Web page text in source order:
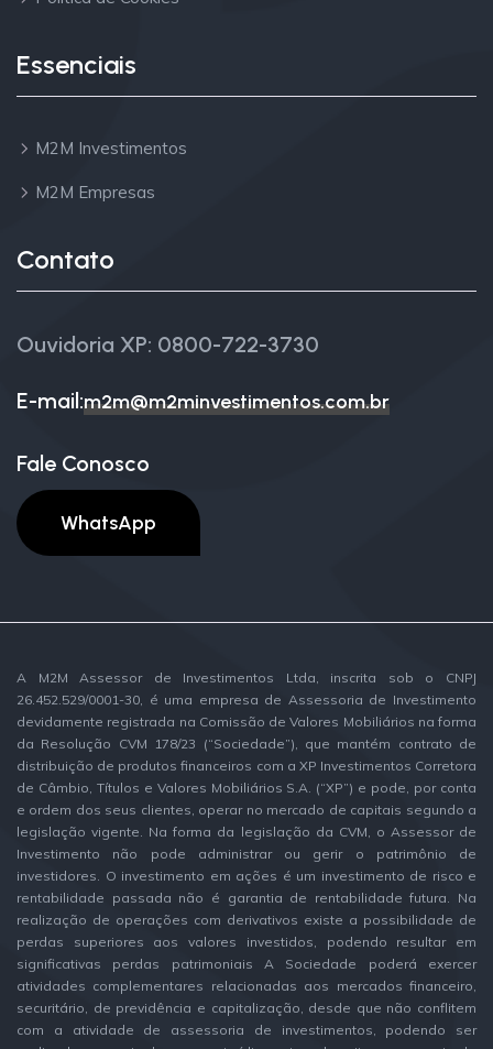
Essenciais
M2M Investimentos
M2M Empresas
Contato
Ouvidoria XP: 0800-722-3730
E-mail:m2m@m2minvestimentos.com.br
Fale Conosco
WhatsApp
A M2M Assessor de Investimentos Ltda, inscrita sob o CNPJ
26.452.529/0001-30, é uma empresa de Assessoria de Investimento
devidamente registrada na Comissão de Valores Mobiliários na forma
da Resolução CVM 178/23 (“Sociedade”), que mantém contrato de
distribuição de produtos financeiros com a XP Investimentos Corretora
de Câmbio, Títulos e Valores Mobiliários S.A. (“XP”) e pode, por conta
e ordem dos seus clientes, operar no mercado de capitais segundo a
legislação vigente. Na forma da legislação da CVM, o Assessor de
Investimento não pode administrar ou gerir o patrimônio de
investidores. O investimento em ações é um investimento de risco e
rentabilidade passada não é garantia de rentabilidade futura. Na
realização de operações com derivativos existe a possibilidade de
perdas superiores aos valores investidos, podendo resultar em
significativas perdas patrimoniais A Sociedade poderá exercer
atividades complementares relacionadas aos mercados financeiro,
securitário, de previdência e capitalização, desde que não conflitem
com a atividade de assessoria de investimentos, podendo ser